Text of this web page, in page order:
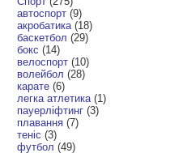
автоспорт (9)
акробатика (18)
баскетбол (29)
бокс (14)
велоспорт (10)
волейбол (28)
карате (6)
легка атлетика (1)
пауерліфтинг (3)
плавання (7)
теніс (3)
футбол (49)